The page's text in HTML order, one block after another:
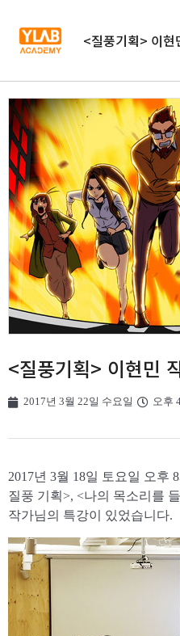
<질풍기획> 이현
<질풍기획> 이현민
2017년 3월 22일 수요일 오후
2017년 3월 18일 토요일 오후
질풍 기획>, <나의 목소리를
작가님의 특강이 있었습니다.